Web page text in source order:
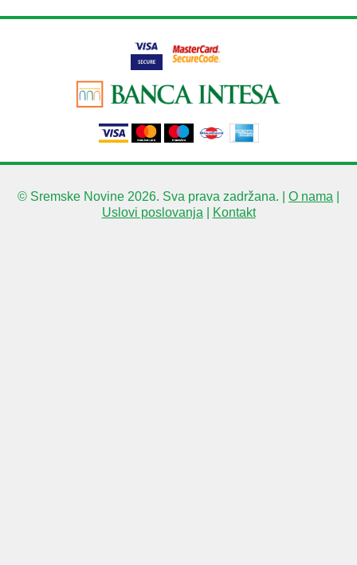
© Sremske Novine 2026. Sva prava zadržana. | O nama
Uslovi poslovanja| Kontakt